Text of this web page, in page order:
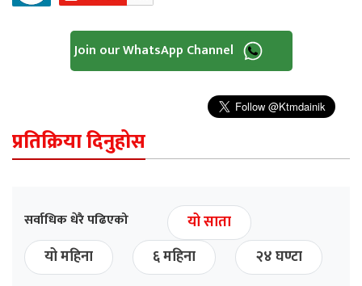
Join our WhatsApp Channel
प्रतिक्रिया दिनुहोस
सर्वाधिक धेरै पढिएको
यो साता
यो महिना
६ महिना २४ घण्टा